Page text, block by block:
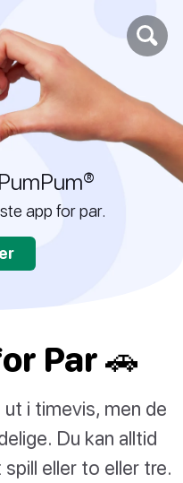
app for par.
Par 🚗
i timevis, men de
Du kan alltid
eller to eller tre.